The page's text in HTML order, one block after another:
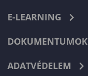
E-LEARNING
DOKUMENTUMOK
ADATVÉDELEM